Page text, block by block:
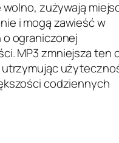
wolno, zużywają
i mogą zawieść w
ograniczonej
MP3 zmniejsza ten
codziennych